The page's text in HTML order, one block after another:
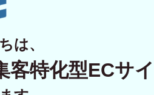
制作実績
は、
客特化型ECサ